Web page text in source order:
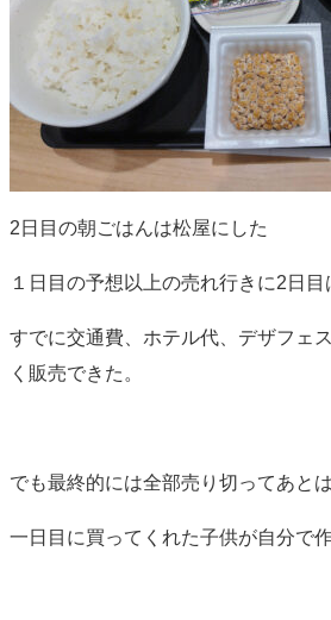
2日目の朝ごはんは松屋にした
１日目の予想以上の売れ行きに2日
すでに交通費、ホテル代、デザフェ
く販売できた。
でも最終的には全部売り切ってあと
一日目に買ってくれた子供が自分で